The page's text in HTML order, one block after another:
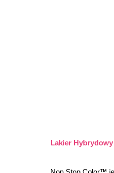
Lakier